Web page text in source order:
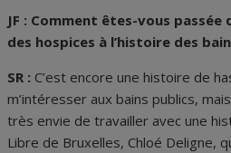
JF : Comment êtes-vous passée
des hospices à l’histoire des
SR : C’est encore une histoire de
m’intéresser aux bains publics,
très envie de travailler avec une
Libre de Bruxelles, Chloé Deligne,